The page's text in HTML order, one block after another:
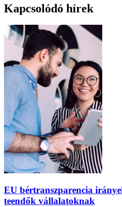
Kapcsolódó hírek
EU bértranszparencia
teendők vállalatoknak